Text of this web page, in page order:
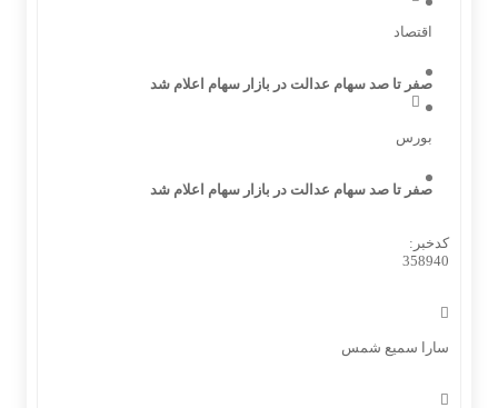
اقتصاد
صفر تا صد سهام عدالت در بازار سهام اعلام شد
بورس
صفر تا صد سهام عدالت در بازار سهام اعلام شد
کدخبر:
358940
سارا سمیع شمس